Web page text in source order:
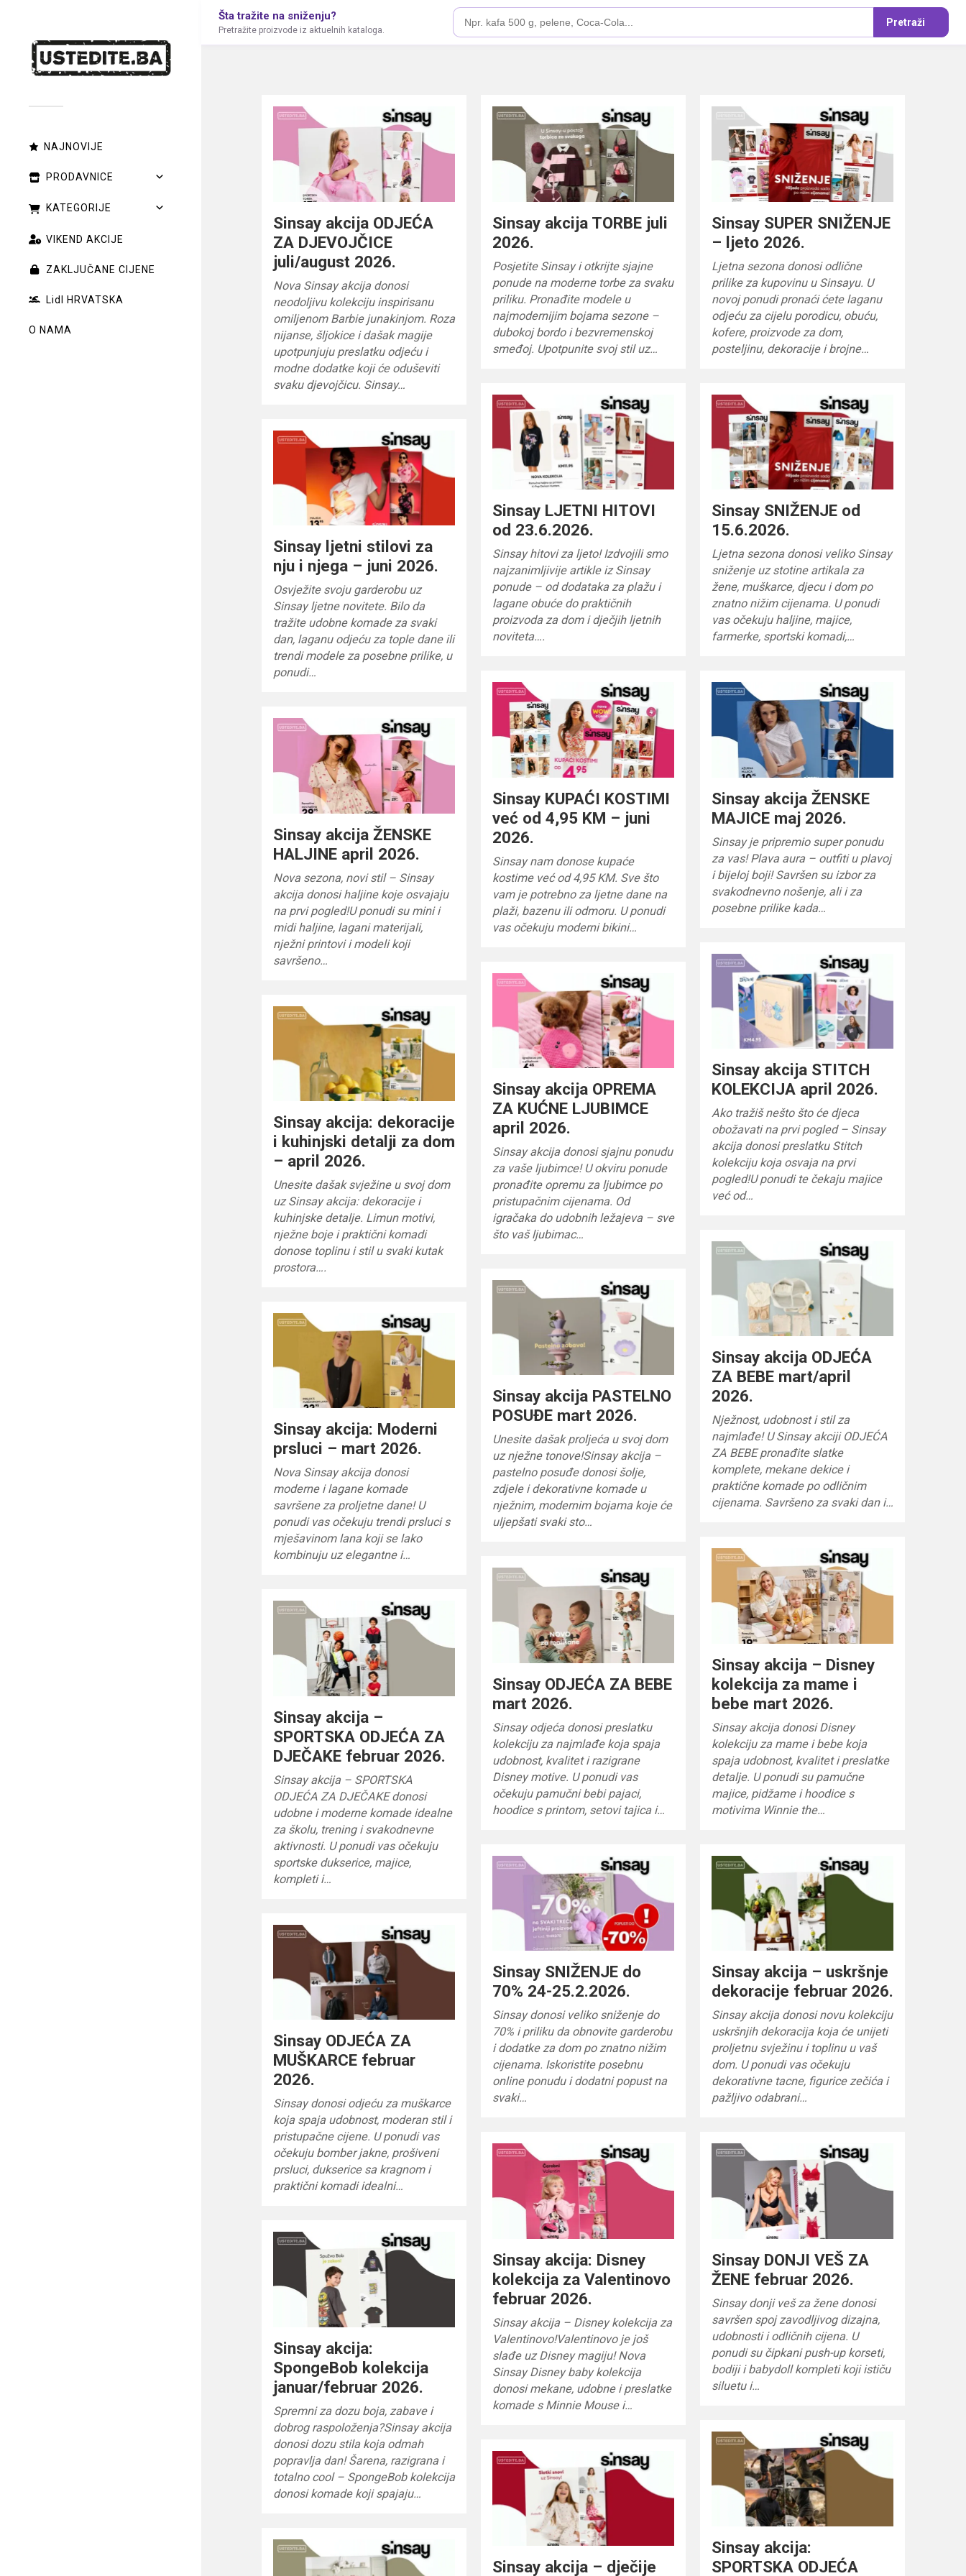
NAJNOVIJE
PRODAVNICE
KATEGORIJE
VIKEND AKCIJE
ZAKLJUČANE CIJENE
Lidl HRVATSKA
O NAMA
Šta tražite na sniženju?
Pretražite proizvode iz aktuelnih kataloga.
Pretraži
Sinsay akcija ODJEĆA
ZA DJEVOJČICE
juli/august 2026.
Nova Sinsay akcija donosi
neodoljivu kolekciju inspirisanu
omiljenom Barbie junakinjom. Roza
nijanse, šljokice i dašak magije
upotpunjuju preslatku odjeću i
modne dodatke koji će oduševiti
svaku djevojčicu. Sinsay…
Sinsay akcija TORBE juli
2026.
Posjetite Sinsay i otkrijte sjajne
ponude na moderne torbe za svaku
priliku. Pronađite modele u
najmodernijim bojama sezone –
dubokoj bordo i bezvremenskoj
smeđoj. Upotpunite svoj stil uz…
Sinsay SUPER SNIŽENJE
– ljeto 2026.
Ljetna sezona donosi odlične
prilike za kupovinu u Sinsayu. U
novoj ponudi pronaći ćete laganu
odjeću za cijelu porodicu, obuću,
kofere, proizvode za dom,
posteljinu, dekoracije i brojne…
Sinsay LJETNI HITOVI
od 23.6.2026.
Sinsay hitovi za ljeto! Izdvojili smo
najzanimljivije artikle iz Sinsay
ponude – od dodataka za plažu i
lagane obuće do praktičnih
proizvoda za dom i dječjih ljetnih
noviteta….
Sinsay SNIŽENJE od
15.6.2026.
Ljetna sezona donosi veliko Sinsay
sniženje uz stotine artikala za
žene, muškarce, djecu i dom po
znatno nižim cijenama. U ponudi
vas očekuju haljine, majice,
farmerke, sportski komadi,…
Sinsay ljetni stilovi za
nju i njega – juni 2026.
Osvježite svoju garderobu uz
Sinsay ljetne novitete. Bilo da
tražite udobne komade za svaki
dan, laganu odjeću za tople dane ili
trendi modele za posebne prilike, u
ponudi…
Sinsay KUPAĆI KOSTIMI
već od 4,95 KM – juni
2026.
Sinsay nam donose kupaće
kostime već od 4,95 KM. Sve što
vam je potrebno za ljetne dane na
plaži, bazenu ili odmoru. U ponudi
vas očekuju moderni bikini…
Sinsay akcija ŽENSKE
MAJICE maj 2026.
Sinsay je pripremio super ponudu
za vas! Plava aura – outfiti u plavoj
i bijeloj boji! Savršen su izbor za
svakodnevno nošenje, ali i za
posebne prilike kada…
Sinsay akcija ŽENSKE
HALJINE april 2026.
Nova sezona, novi stil – Sinsay
akcija donosi haljine koje osvajaju
na prvi pogled!U ponudi su mini i
midi haljine, lagani materijali,
nježni printovi i modeli koji
savršeno…
Sinsay akcija STITCH
KOLEKCIJA april 2026.
Ako tražiš nešto što će djeca
obožavati na prvi pogled – Sinsay
akcija donosi preslatku Stitch
kolekciju koja osvaja na prvi
pogled!U ponudi te čekaju majice
već od…
Sinsay akcija OPREMA
ZA KUĆNE LJUBIMCE
april 2026.
Sinsay akcija donosi sjajnu ponudu
za vaše ljubimce! U okviru ponude
pronađite opremu za ljubimce po
pristupačnim cijenama. Od
igračaka do udobnih ležajeva – sve
što vaš ljubimac…
Sinsay akcija: dekoracije
i kuhinjski detalji za dom
– april 2026.
Unesite dašak svježine u svoj dom
uz Sinsay akcija: dekoracije i
kuhinjske detalje. Limun motivi,
nježne boje i praktični komadi
donose toplinu i stil u svaki kutak
prostora….
Sinsay akcija ODJEĆA
ZA BEBE mart/april
2026.
Nježnost, udobnost i stil za
najmlađe! U Sinsay akciji ODJEĆA
ZA BEBE pronađite slatke
komplete, mekane dekice i
praktične komade po odličnim
cijenama. Savršeno za svaki dan i…
Sinsay akcija PASTELNO
POSUĐE mart 2026.
Unesite dašak proljeća u svoj dom
uz nježne tonove!Sinsay akcija –
pastelno posuđe donosi šolje,
zdjele i dekorativne komade u
nježnim, modernim bojama koje će
uljepšati svaki sto…
Sinsay akcija: Moderni
prsluci – mart 2026.
Nova Sinsay akcija donosi
moderne i lagane komade
savršene za proljetne dane! U
ponudi vas očekuju trendi prsluci s
mješavinom lana koji se lako
kombinuju uz elegantne i…
Sinsay akcija – Disney
kolekcija za mame i
bebe mart 2026.
Sinsay akcija donosi Disney
kolekciju za mame i bebe koja
spaja udobnost, kvalitet i preslatke
detalje. U ponudi su pamučne
majice, pidžame i hoodice s
motivima Winnie the…
Sinsay ODJEĆA ZA BEBE
mart 2026.
Sinsay odjeća donosi preslatku
kolekciju za najmlađe koja spaja
udobnost, kvalitet i razigrane
Disney motive. U ponudi vas
očekuju pamučni bebi pajaci,
hoodice s printom, setovi tajica i…
Sinsay akcija –
SPORTSKA ODJEĆA ZA
DJEČAKE februar 2026.
Sinsay akcija – SPORTSKA
ODJEĆA ZA DJEČAKE donosi
udobne i moderne komade idealne
za školu, trening i svakodnevne
aktivnosti. U ponudi vas očekuju
sportske dukserice, majice,
kompleti i…
Sinsay SNIŽENJE do
70% 24-25.2.2026.
Sinsay donosi veliko sniženje do
70% i priliku da obnovite garderobu
i dodatke za dom po znatno nižim
cijenama. Iskoristite posebnu
online ponudu i dodatni popust na
svaki…
Sinsay akcija – uskršnje
dekoracije februar 2026.
Sinsay akcija donosi novu kolekciju
uskršnjih dekoracija koja će unijeti
proljetnu svježinu i toplinu u vaš
dom. U ponudi vas očekuju
dekorativne tacne, figurice zečića i
pažljivo odabrani…
Sinsay ODJEĆA ZA
MUŠKARCE februar
2026.
Sinsay donosi odjeću za muškarce
koja spaja udobnost, moderan stil i
pristupačne cijene. U ponudi vas
očekuju bomber jakne, prošiveni
prsluci, dukserice sa kragnom i
praktični komadi idealni…
Sinsay akcija: Disney
kolekcija za Valentinovo
februar 2026.
Sinsay akcija – Disney kolekcija za
Valentinovo!Valentinovo je još
slađe uz Disney magiju! Nova
Sinsay Disney baby kolekcija
donosi mekane, udobne i preslatke
komade s Minnie Mouse i…
Sinsay DONJI VEŠ ZA
ŽENE februar 2026.
Sinsay donji veš za žene donosi
savršen spoj zavodljivog dizajna,
udobnosti i odličnih cijena. U
ponudi su čipkani push-up korseti,
bodiji i babydoll kompleti koji ističu
siluetu i…
Sinsay akcija:
SpongeBob kolekcija
januar/februar 2026.
Spremni za dozu boja, zabave i
dobrog raspoloženja?Sinsay akcija
donosi dozu stila koja odmah
popravlja dan! Šarena, razigrana i
totalno cool – SpongeBob kolekcija
donosi komade koji spajaju…
Sinsay akcija:
SPORTSKA ODJEĆA
Sinsay akcija – dječije